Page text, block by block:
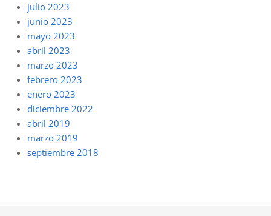
julio 2023
junio 2023
mayo 2023
abril 2023
marzo 2023
febrero 2023
enero 2023
diciembre 2022
abril 2019
marzo 2019
septiembre 2018